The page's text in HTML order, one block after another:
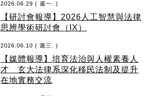
2026.06.29 ( 週一. )
【研討會報導】2026人工智慧與法律
思辨學術研討會（IX）
2026.06.10 ( 週三. )
【媒體報導】培育法治與人權素養人
才 玄大法律系深化移民法制及提升
在地實務交流